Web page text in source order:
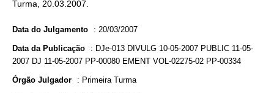
Turma, 20.03.2007.
Data do Julgamento : 20/03/2007
Data da Publicação : DJe-013 DIVULG 10-05-2007 PUBLIC 11-05-
2007 DJ 11-05-2007 PP-00080 EMENT VOL-02275-02 PP-00334
Órgão Julgador : Primeira Turma